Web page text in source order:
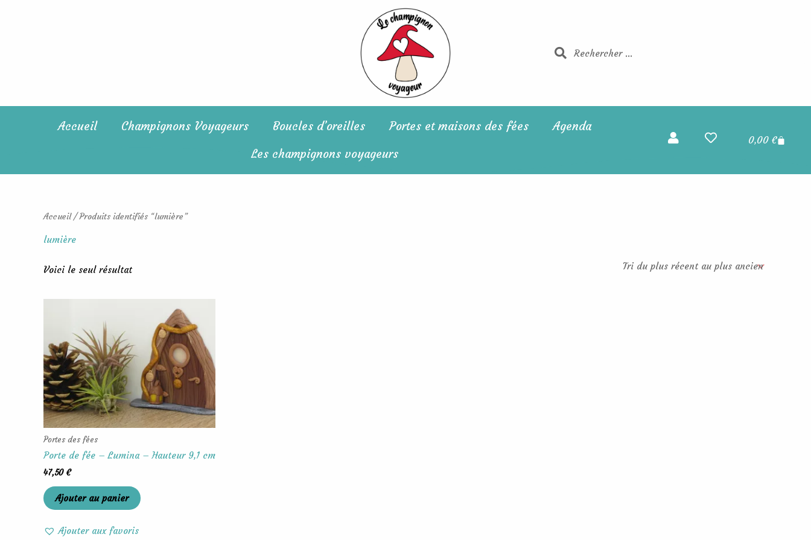
RechercherRechercher
Accueil Champignons Voyageurs Boucles d’oreilles Portes et maisons des fées
Agenda
Les champignons voyageurs
0,00 €Panier
Accueil/ Produits identifiés “lumière”
lumière
Voici le seul résultat
Portes des fées
Porte de fée – Lumina – Hauteur 9,1 cm
47,50€
Ajouter au panier
Ajouter aux favoris